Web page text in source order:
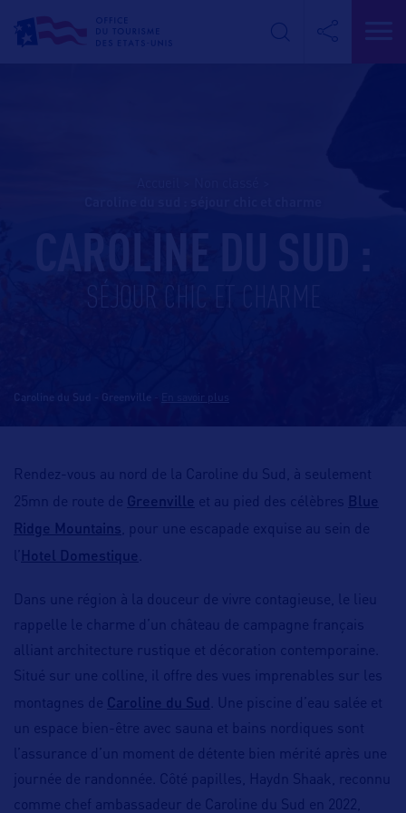
CAROLINE DU SUD :
SÉJOUR CHIC ET CHARME
Caroline du Sud - Greenville
Rendez-vous au nord de la Caroline du Sud, à seulement
25mn de route de Greenville et au pied des célèbres Blue
Ridge Mountains , pour une escapade exquise au sein de
l’ Hotel Domestique
Dans une région à la douceur de vivre contagieuse, le lieu
rappelle le charme d’un château de campagne français
alliant architecture rustique et décoration contemporaine.
Situé sur une colline, il offre des vues imprenables sur les
montagnes de Caroline du Sud
. Une piscine d’eau salée et
un espace bien-être avec sauna et bains nordiques sont
l’assurance d’un moment de détente bien mérité après une
journée de randonnée. Côté papilles, Haydn Shaak, reconnu
comme chef ambassadeur de Caroline du Sud en 2022,